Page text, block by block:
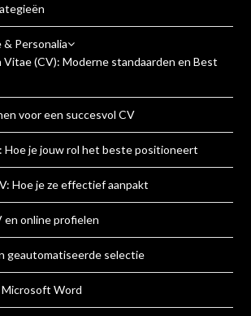
Personalia
Vitae (CV): Moderne standaarden en Best
voor een succesvol CV
je jouw rol het beste positioneert
Hoe je ze effectief aanpakt
en online profielen
geautomatiseerde selectie
Microsoft Word